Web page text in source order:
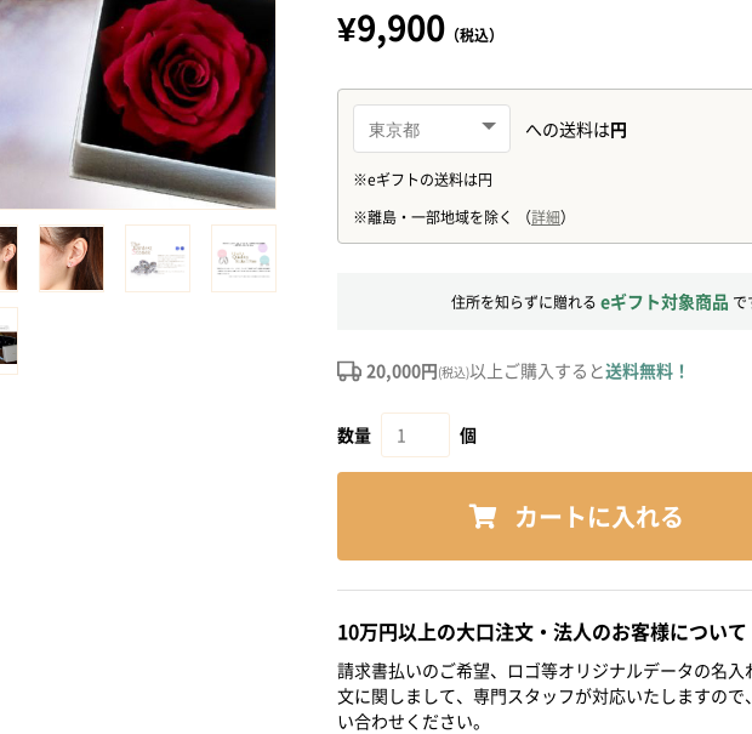
¥9,900 （税込）
住所を知らずに贈れる eギフト対象商品 で
20,000円(税込)以上ご購入すると送料無料！
数量 個
カートに入れる
10万円以上の大口注文・法人のお客様について
請求書払いのご希望、ロゴ等オリジナルデータの名
文に関しまして、専門スタッフが対応いたしますの
い合わせください。